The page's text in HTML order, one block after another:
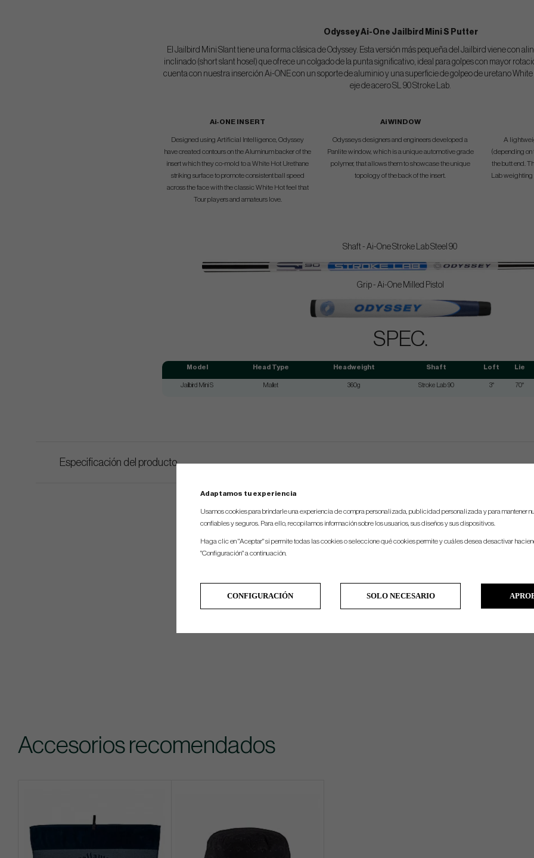
Odyssey Ai-One Jailbird Mini S Putter
El Jailbird Mini Slant tiene una forma clásica de Odyssey. Esta versión más pequeña del Jailbird viene con
inclinado (short slant hosel) que ofrece un colgado de la punta significativo, ideal para golpes con mayor
cuenta con nuestra inserción Ai-ONE con un soporte de aluminio y una superficie de golpeo de uretano
eje de acero SL 90 Stroke Lab.
Ai-ONE INSERT
Designed using Artificial Intelligence, Odyssey
have created contours on the Aluminum backer of the
insert which they co-mold to a White Hot Urethane
striking surface to promote consistent ball speed
across the face with the classic White Hot feel that
Tour players and amateurs love.
Ai WINDOW
Odysseys designers and engineers developed a
Panlite window, which is a unique automotive grade
polymer, that allows them to showcase the unique
topology of the back of the insert.
A
(depending on
the butt end.
Lab weighting
Shaft - Ai-One Stroke Lab Steel 90
Grip - Ai-One Milled Pistol
SPEC.
Model Head Type Headweight Shaft Loft Lie
Jailbird Mini S Mallet 360g Stroke Lab 90 3° 70°
Especificación del producto
Accesorios recomendados
Adaptamos tu experiencia
Usamos cookies para brindarle una experiencia de compra personalizada, publicidad personalizada y para mantener
confiables y seguros. Para ello, recopilamos información sobre los usuarios, sus diseños y sus dispositivos.
Haga clic en "Aceptar" si permite todas las cookies o seleccione qué cookies permite y cuáles desea desactivar
"Configuración" a continuación.
CONFIGURACIÓN SOLO NECESARIO